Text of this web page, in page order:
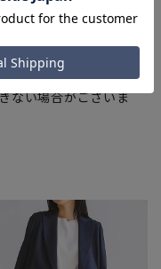
有しております関係
欠品が発生し、ご注文
ご了承ください。
ご注文のタイミングに
ない場合がございま